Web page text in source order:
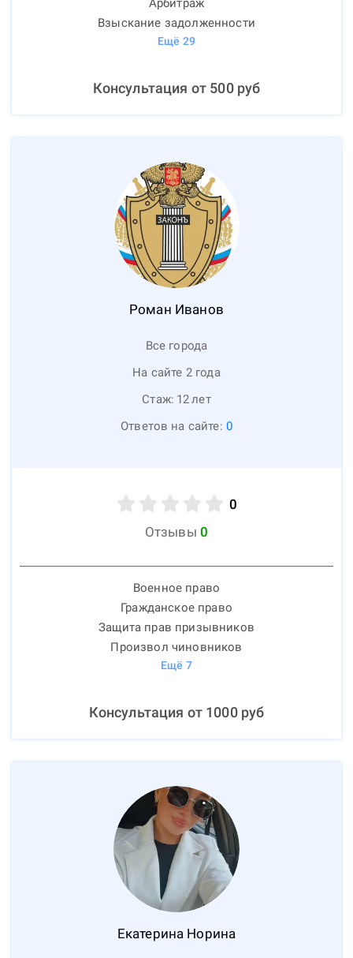
Арбитраж
Взыскание задолженности
Ещё 29
Консультация от 500руб
Роман Иванов
Все города
На сайте 2 года
Стаж: 12лет
Ответов на сайте: 0
0
Отзывы 0
Военное право
Гражданское право
Защита прав призывников
Произвол чиновников
Ещё 7
Консультация от 1000руб
Екатерина Норина